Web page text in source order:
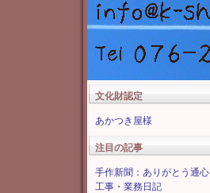
文化財認定
あかつき屋様
注目の記事
手作新聞：ありがとう通心
工事・業務日記